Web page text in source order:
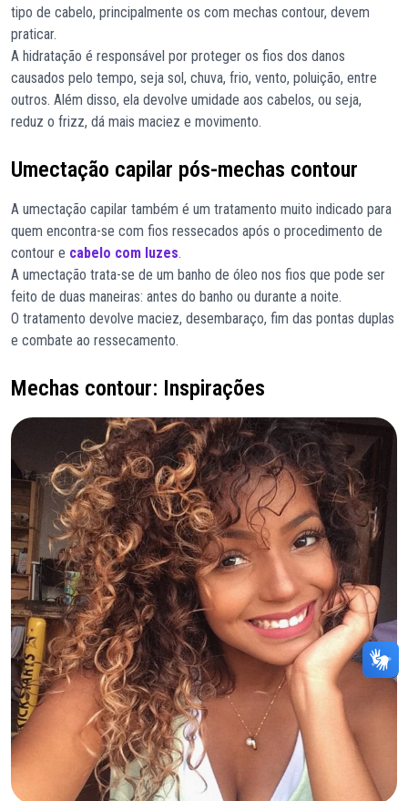
tipo de cabelo, principalmente os com mechas contour, devem
praticar.
A hidratação é responsável por proteger os fios dos danos
causados pelo tempo, seja sol, chuva, frio, vento, poluição, entre
outros. Além disso, ela devolve umidade aos cabelos, ou seja,
reduz o frizz, dá mais maciez e movimento.
Umectação capilar pós-mechas contour
A umectação capilar também é um tratamento muito indicado para
quem encontra-se com fios ressecados após o procedimento de
contour e cabelo com luzes.
A umectação trata-se de um banho de óleo nos fios que pode ser
feito de duas maneiras: antes do banho ou durante a noite.
O tratamento devolve maciez, desembaraço, fim das pontas duplas
e combate ao ressecamento.
Mechas contour: Inspirações